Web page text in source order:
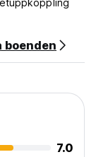
boenden
7.0